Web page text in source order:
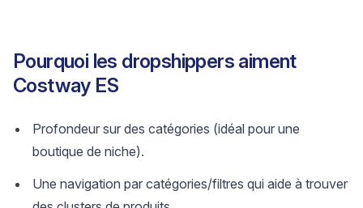
Pourquoi les dropshippers aiment
Costway ES
Profondeur sur des catégories (idéal pour une
boutique de niche).
Une navigation par catégories/filtres qui aide à trouver